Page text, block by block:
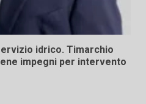
idrico. Timarchio
impegni per intervento